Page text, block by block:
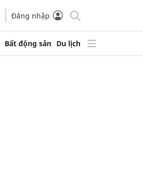
Đăng nhập
Bất động sản Du lịch